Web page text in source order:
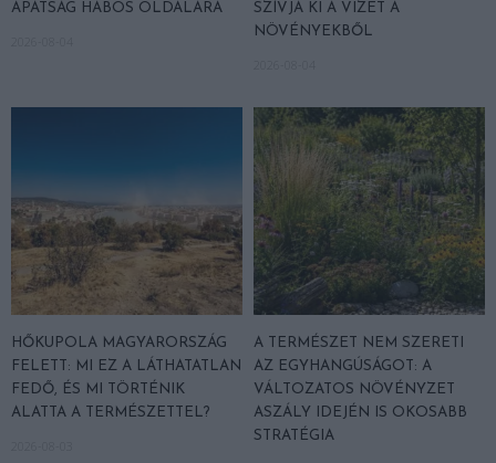
APÁTSÁG HABOS OLDALÁRA
SZÍVJA KI A VIZET A
NÖVÉNYEKBŐL
HŐKUPOLA MAGYARORSZÁG
FELETT: MI EZ A LÁTHATATLAN
FEDŐ, ÉS MI TÖRTÉNIK
ALATTA A TERMÉSZETTEL?
A TERMÉSZET NEM SZERETI
AZ EGYHANGÚSÁGOT: A
VÁLTOZATOS NÖVÉNYZET
ASZÁLY IDEJÉN IS OKOSABB
STRATÉGIA